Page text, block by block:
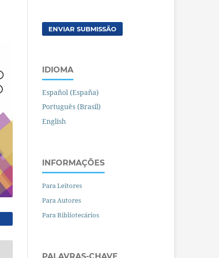
ENVIAR SUBMISSÃO
IDIOMA
Español (España)
Português (Brasil)
English
INFORMAÇÕES
Para Leitores
Para Autores
Para Bibliotecários